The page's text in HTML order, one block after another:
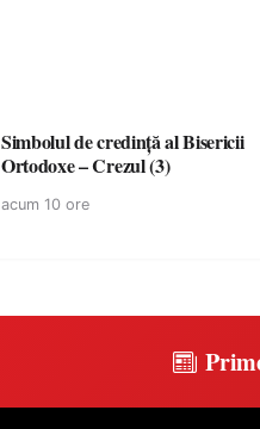
Simbolul de credinţă al Bisericii
Ortodoxe – Crezul (3)
acum 10 ore